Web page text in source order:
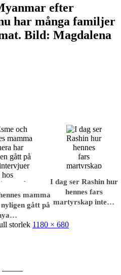
efter
har många familjer
Bild: Magdalena
mamma
gått på
I dag ser Rashin hur
hennes fars
martyrskap inte…
storlek 1180 × 680